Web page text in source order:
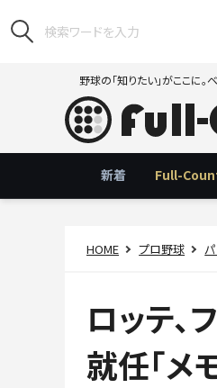
野球の「知りたい」がここに
新着 Full-
HOME プロ野球
ロッテ
就任「